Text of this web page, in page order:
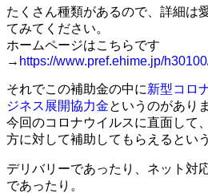
たくさん種類があるので、詳細は
てみてください。
ホームページはこちらです
→ https://www.pref.ehime.jp/
それでこの補助金の中に新型コロ
ジネス展開協力金というのがあり
今回のコロナウイルスに直面して
方に対して補助してもらえるとい
デリバリーであったり、ネット対
であったり。